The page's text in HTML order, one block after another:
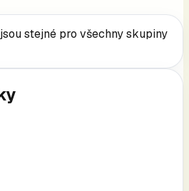
stejné pro všechny skupiny